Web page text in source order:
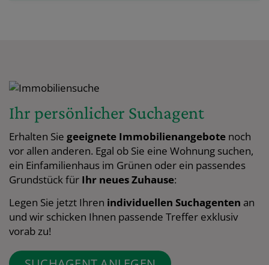
Ihr persönlicher Suchagent
Erhalten Sie geeignete Immobilienangebote noch
vor allen anderen. Egal ob Sie eine Wohnung suchen,
ein Einfamilienhaus im Grünen oder ein passendes
Grundstück für Ihr neues Zuhause:
Legen Sie jetzt Ihren individuellen Suchagenten an
und wir schicken Ihnen passende Treffer exklusiv
vorab zu!